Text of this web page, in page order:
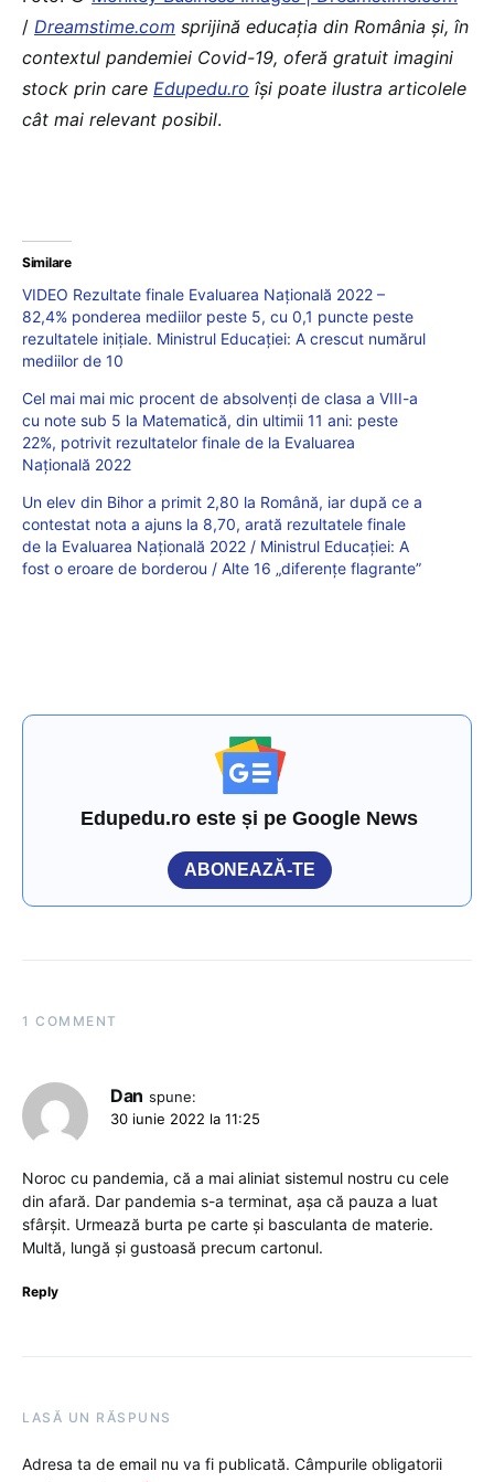
/ Dreamstime.com sprijină educaţia din România şi, în
contextul pandemiei Covid-19, oferă gratuit imagini
stock prin care Edupedu.ro îşi poate ilustra articolele
cât mai relevant posibil.
Similare
VIDEO Rezultate finale Evaluarea Națională 2022 –
82,4% ponderea mediilor peste 5, cu 0,1 puncte peste
rezultatele inițiale. Ministrul Educației: A crescut numărul
mediilor de 10
Cel mai mai mic procent de absolvenți de clasa a VIII-a
cu note sub 5 la Matematică, din ultimii 11 ani: peste
22%, potrivit rezultatelor finale de la Evaluarea
Națională 2022
Un elev din Bihor a primit 2,80 la Română, iar după ce a
contestat nota a ajuns la 8,70, arată rezultatele finale
de la Evaluarea Națională 2022 / Ministrul Educației: A
fost o eroare de borderou / Alte 16 „diferențe flagrante”
Edupedu.ro este și pe Google News
ABONEAZĂ-TE
1 COMMENT
Dan spune:
30 iunie 2022 la 11:25
Noroc cu pandemia, că a mai aliniat sistemul nostru cu cele
din afară. Dar pandemia s-a terminat, așa că pauza a luat
sfârșit. Urmează burta pe carte și basculanta de materie.
Multă, lungă și gustoasă precum cartonul.
Reply
LASĂ UN RĂSPUNS
Adresa ta de email nu va fi publicată. Câmpurile obligatorii